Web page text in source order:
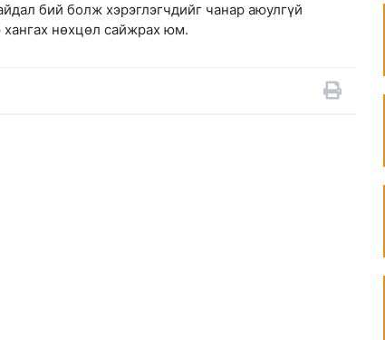
бий болж хэрэглэгчдийг чанар аюулгүй
хангах нөхцөл сайжрах юм.